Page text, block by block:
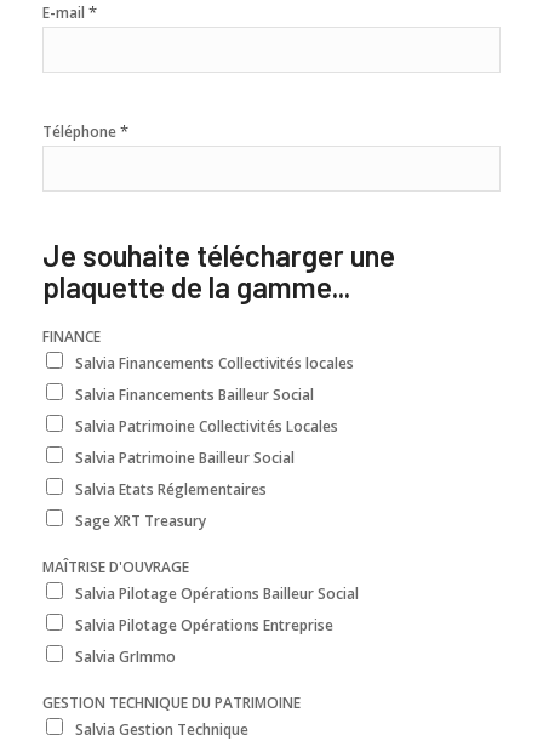
E-mail *
Téléphone*
Je souhaite télécharger une
plaquette de la gamme...
FINANCE
Salvia Financements Collectivités locales
Salvia Financements Bailleur Social
Salvia Patrimoine Collectivités Locales
Salvia Patrimoine Bailleur Social
Salvia Etats Réglementaires
Sage XRT Treasury
MAÎTRISE D'OUVRAGE
Salvia Pilotage Opérations Bailleur Social
Salvia Pilotage Opérations Entreprise
Salvia GrImmo
GESTION TECHNIQUE DU PATRIMOINE
Salvia Gestion Technique